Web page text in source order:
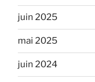
juin 2025
mai 2025
juin 2024